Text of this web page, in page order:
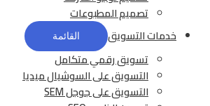
تصميم المطبوعات
خدمات التسويق
القائمة
تسويق رقمي متكامل
التسويق على السوشيال ميديا
التسويق على جوجل SEM